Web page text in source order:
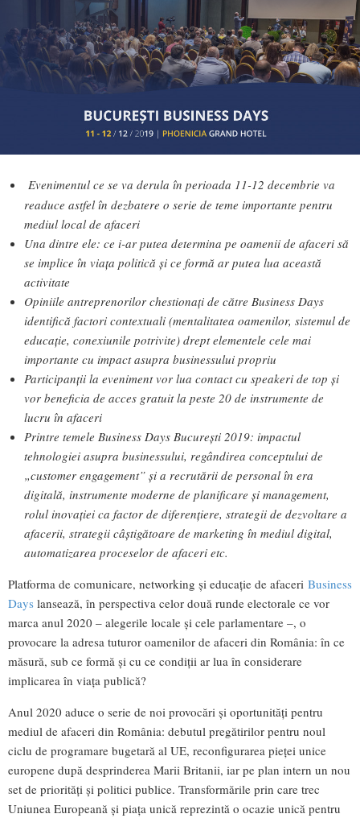
Evenimentul ce se va derula în perioada 11-12 decembrie va
readuce astfel în dezbatere o serie de teme importante pentru
mediul local de afaceri
Una dintre ele: ce i-ar putea determina pe oamenii de afaceri să
se implice în viața politică și ce formă ar putea lua această
activitate
Opiniile antreprenorilor chestionați de către Business Days
identifică factori contextuali (mentalitatea oamenilor, sistemul de
educație, conexiunile potrivite) drept elementele cele mai
importante cu impact asupra businessului propriu
Participanții la eveniment vor lua contact cu speakeri de top și
vor beneficia de acces gratuit la peste 20 de instrumente de
lucru în afaceri
Printre temele Business Days București 2019: impactul
tehnologiei asupra businessului, regândirea conceptului de
„customer engagement” și a recrutării de personal în era
digitală, instrumente moderne de planificare și management,
rolul inovației ca factor de diferențiere, strategii de dezvoltare a
afacerii, strategii câștigătoare de marketing în mediul digital,
automatizarea proceselor de afaceri etc.
Platforma de comunicare, networking și educație de afaceri Business
Days lansează, în perspectiva celor două runde electorale ce vor
marca anul 2020 – alegerile locale și cele parlamentare –, o
provocare la adresa tuturor oamenilor de afaceri din România: în ce
măsură, sub ce formă și cu ce condiții ar lua în considerare
implicarea în viața publică?
Anul 2020 aduce o serie de noi provocări și oportunități pentru
mediul de afaceri din România: debutul pregătirilor pentru noul
ciclu de programare bugetară al UE, reconfigurarea pieței unice
europene după desprinderea Marii Britanii, iar pe plan intern un nou
set de priorități și politici publice. Transformările prin care trec
Uniunea Europeană și piața unică reprezintă o ocazie unică pentru